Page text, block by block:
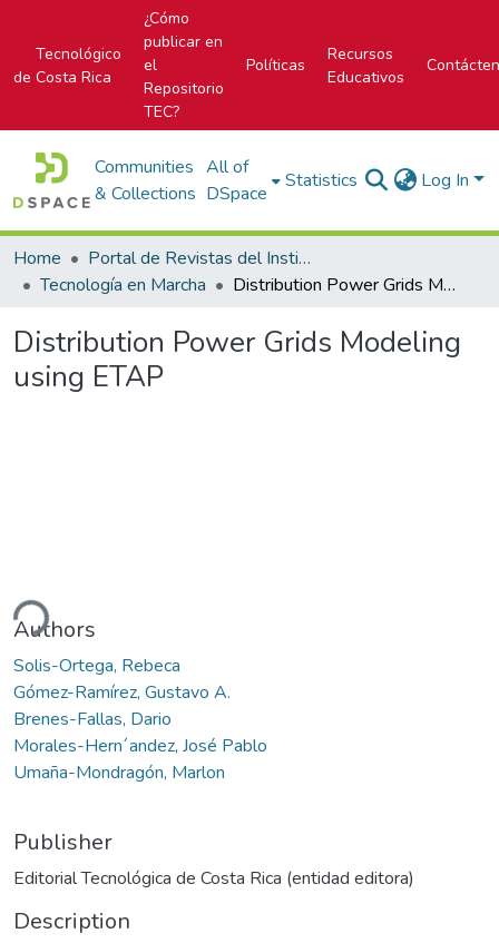
Tecnológico
de Costa Rica
¿Cómo
publicar en
el
Repositorio
TEC?
Políticas
Recursos
Educativos
Communities
& Collections
All of
DSpace
Statistics Log In
Home
Portal de Revistas del Instituto Tecnológico de Costa Rica
Tecnología en Marcha
Distribution Power Grids Modeling using ETAP
Distribution Power Grids Modeling
using ETAP
Authors
Solis-Ortega, Rebeca
Gómez-Ramírez, Gustavo A.
Brenes-Fallas, Dario
Morales-Hern´andez, José Pablo
Umaña-Mondragón, Marlon
Publisher
Editorial Tecnológica de Costa Rica (entidad editora)
Description